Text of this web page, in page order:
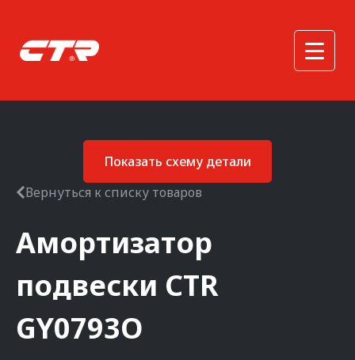
Показать схему детали
Вернуться к списку товаров
Амортизатор
подвески CTR
GY0793O